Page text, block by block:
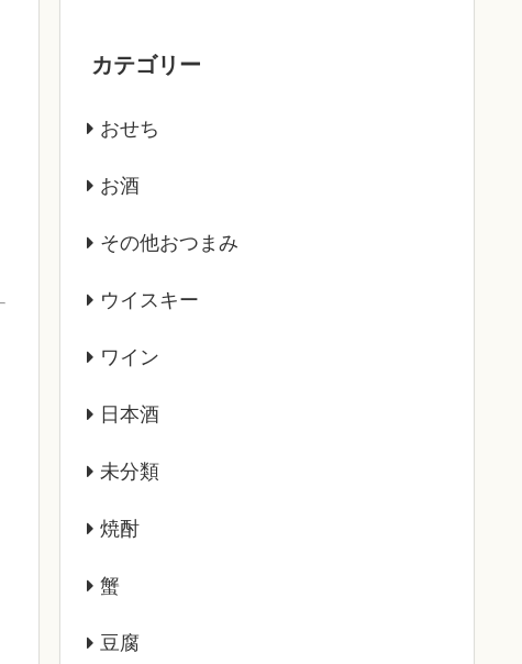
カテゴリー
おせち
お酒
その他おつまみ
ウイスキー
ワイン
日本酒
未分類
焼酎
蟹
豆腐